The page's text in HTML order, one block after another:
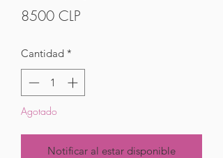
8500 CLPPrecio
Cantidad *
Agotado
Notificar al estar disponible